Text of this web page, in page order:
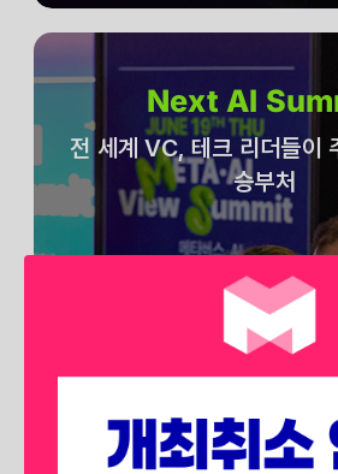
Next AI
전 세계 VC, 테크 리더들이
승부처
전 세계 벤처 캐피탈, 테크
어떤 분야에 승부를 던지고
생성형 AI를 넘어 에이전
AI 등
차후 시장에서 각광받을 확